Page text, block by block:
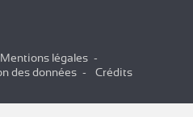
Mentions légales
des données
Crédits